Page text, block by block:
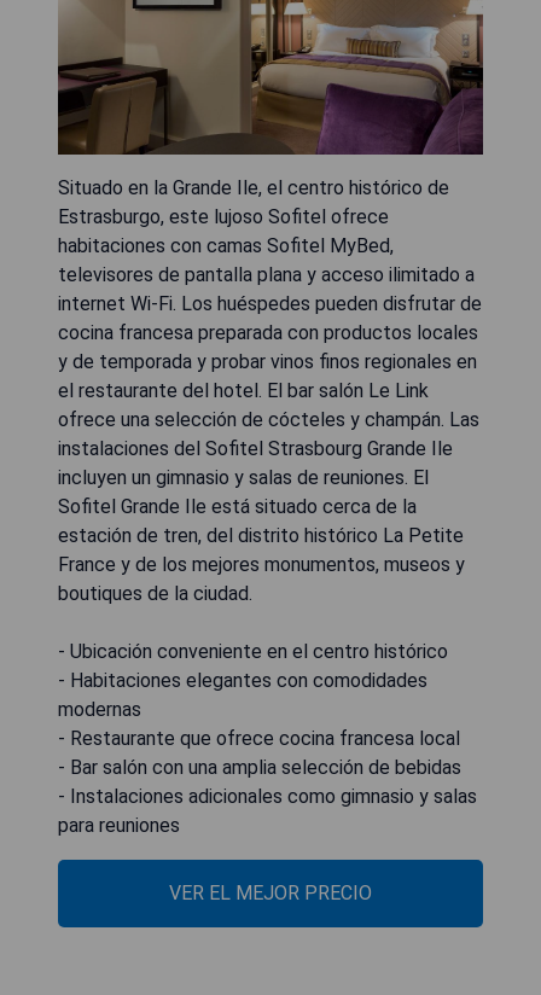
Situado en la Grande Ile, el centro histórico de
Estrasburgo, este lujoso Sofitel ofrece
habitaciones con camas Sofitel MyBed,
televisores de pantalla plana y acceso ilimitado a
internet Wi-Fi. Los huéspedes pueden disfrutar de
cocina francesa preparada con productos locales
y de temporada y probar vinos finos regionales en
el restaurante del hotel. El bar salón Le Link
ofrece una selección de cócteles y champán. Las
instalaciones del Sofitel Strasbourg Grande Ile
incluyen un gimnasio y salas de reuniones. El
Sofitel Grande Ile está situado cerca de la
estación de tren, del distrito histórico La Petite
France y de los mejores monumentos, museos y
boutiques de la ciudad.
- Ubicación conveniente en el centro histórico
- Habitaciones elegantes con comodidades
modernas
- Restaurante que ofrece cocina francesa local
- Bar salón con una amplia selección de bebidas
- Instalaciones adicionales como gimnasio y salas
para reuniones
VER EL MEJOR PRECIO